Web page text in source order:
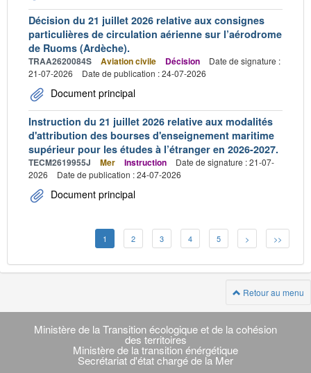
Décision du 21 juillet 2026 relative aux consignes
particulières de circulation aérienne sur l’aérodrome
de Ruoms (Ardèche).
TRAA2620084S Aviation civile Décision
Date de signature :
21-07-2026
Date de publication : 24-07-2026
Document principal
Instruction du 21 juillet 2026 relative aux modalités
d'attribution des bourses d'enseignement maritime
supérieur pour les études à l’étranger en 2026-2027.
TECM2619955J Mer Instruction
Date de signature : 21-07-
2026
Date de publication : 24-07-2026
Document principal
1 2 3 4 5 > >>
Retour au menu
Navigation
transverse
Ministère de la Transition écologique et de la cohésion
des territoires
Ministère de la transition énérgétique
Secrétariat d'état chargé de la Mer